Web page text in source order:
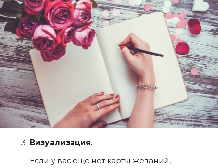
Визуализация.
Если у вас еще нет карты желаний,